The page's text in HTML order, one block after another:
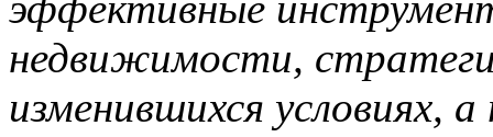
недвижимости,
изменившихся условиях,